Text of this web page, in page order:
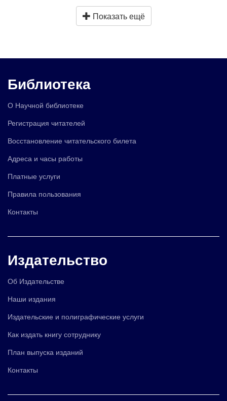
Показать ещё
Библиотека
О Научной библиотеке
Регистрация читателей
Восстановление читательского билета
Адреса и часы работы
Платные услуги
Правила пользования
Контакты
Издательство
Об Издательстве
Наши издания
Издательские и полиграфические услуги
Как издать книгу сотруднику
План выпуска изданий
Контакты